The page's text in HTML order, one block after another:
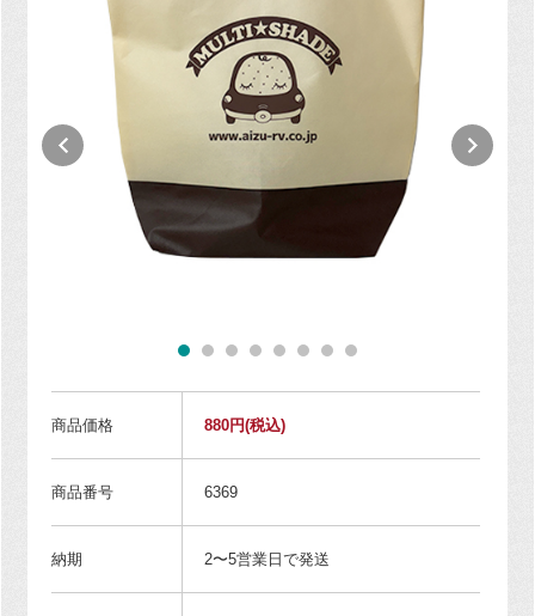
商品価格 880円(税込)
商品番号 6369
納期 2〜5営業日で発送